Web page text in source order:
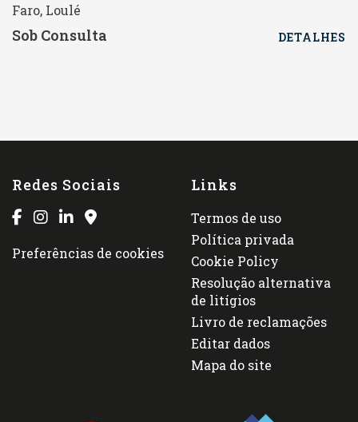
Faro, Loulé
Sob Consulta DETALHES
Redes Sociais
Preferências de cookies
Links
Termos de uso
Política privada
Cookie Policy
Resolução alternativa
de litígios
Livro de reclamações
Editar dados
Mapa do site